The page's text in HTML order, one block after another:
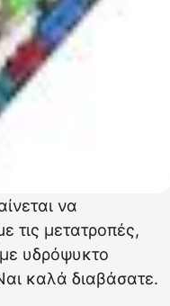
να
τις μετατροπές,
υδρόψυκτο
καλά διαβάσατε.